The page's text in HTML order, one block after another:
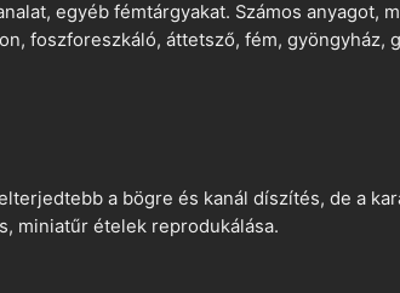
egyéb fémtárgyakat. Számos anyagot,
foszforeszkáló, áttetsző, fém, gyöngyház,
a bögre és kanál díszítés, de a
miniatűr ételek reprodukálása.